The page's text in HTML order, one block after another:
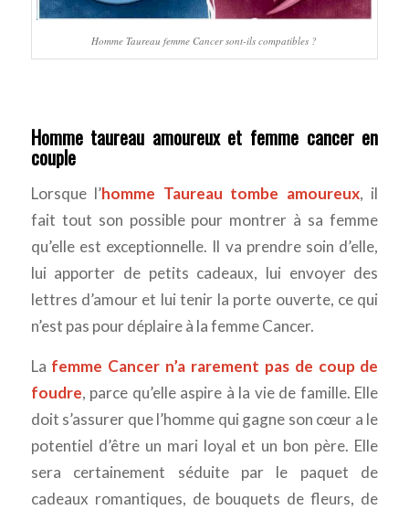
Homme Taureau femme Cancer sont-ils compatibles ?
Homme taureau amoureux et femme cancer en
couple
Lorsque l’homme Taureau tombe amoureux, il
fait tout son possible pour montrer à sa femme
qu’elle est exceptionnelle. Il va prendre soin d’elle,
lui apporter de petits cadeaux, lui envoyer des
lettres d’amour et lui tenir la porte ouverte, ce qui
n’est pas pour déplaire à la femme Cancer.
La femme Cancer n’a rarement pas de coup de
foudre, parce qu’elle aspire à la vie de famille. Elle
doit s’assurer que l’homme qui gagne son cœur a le
potentiel d’être un mari loyal et un bon père. Elle
sera certainement séduite par le paquet de
cadeaux romantiques, de bouquets de fleurs, de